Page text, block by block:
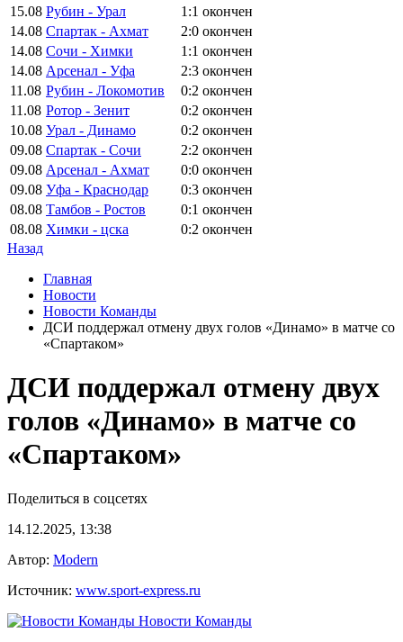
15.08 Рубин - Урал 1:1 окончен
14.08 Спартак - Ахмат 2:0 окончен
14.08 Сочи - Химки 1:1 окончен
14.08 Арсенал - Уфа 2:3 окончен
11.08 Рубин - Локомотив 0:2 окончен
11.08 Ротор - Зенит 0:2 окончен
10.08 Урал - Динамо 0:2 окончен
09.08 Спартак - Сочи 2:2 окончен
09.08 Арсенал - Ахмат 0:0 окончен
09.08 Уфа - Краснодар 0:3 окончен
08.08 Тамбов - Ростов 0:1 окончен
08.08 Химки - цска 0:2 окончен
Назад
Главная
Новости
Новости Команды
ДСИ поддержал отмену двух голов «Динамо» в матче со
«Спартаком»
ДСИ поддержал отмену двух
голов «Динамо» в матче со
«Спартаком»
Поделиться в соцсетях
14.12.2025, 13:38
Автор: Modern
Источник: www.sport-express.ru
Новости Команды